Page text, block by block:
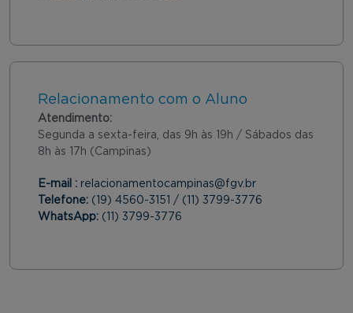
Relacionamento com o Aluno
Atendimento:
Segunda a sexta-feira, das 9h às 19h / Sábados das
8h às 17h (Campinas)
E-mail : relacionamentocampinas@fgv.br
Telefone: (19) 4560-3151 / (11) 3799-3776
WhatsApp: (11) 3799-3776